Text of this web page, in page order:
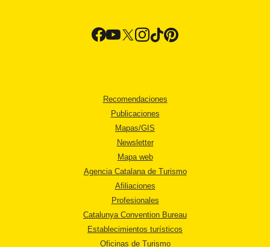
Recomendaciones
Publicaciones
Mapas/GIS
Newsletter
Mapa web
Agencia Catalana de Turismo
Afiliaciones
Profesionales
Catalunya Convention Bureau
Establecimientos turísticos
Oficinas de Turismo